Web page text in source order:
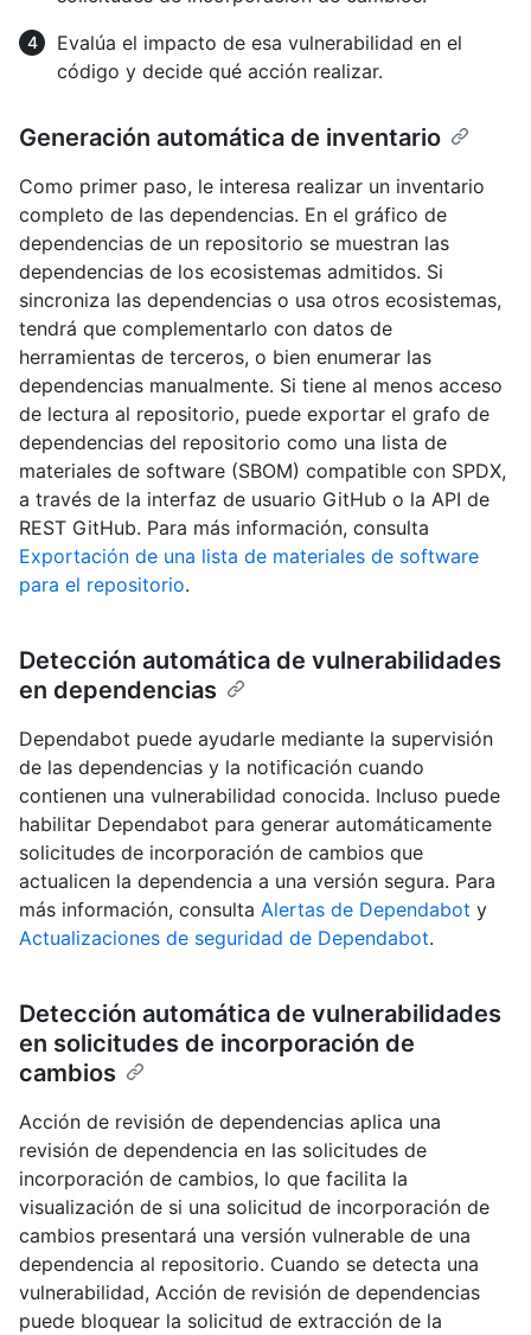
Evalúa el impacto de esa vulnerabilidad en el
código y decide qué acción realizar.
Generación automática de inventario
Como primer paso, le interesa realizar un inventario
completo de las dependencias. En el gráfico de
dependencias de un repositorio se muestran las
dependencias de los ecosistemas admitidos. Si
sincroniza las dependencias o usa otros ecosistemas,
tendrá que complementarlo con datos de
herramientas de terceros, o bien enumerar las
dependencias manualmente. Si tiene al menos acceso
de lectura al repositorio, puede exportar el grafo de
dependencias del repositorio como una lista de
materiales de software (SBOM) compatible con SPDX,
a través de la interfaz de usuario GitHub o la API de
REST GitHub. Para más información, consulta
Exportación de una lista de materiales de software
para el repositorio.
Detección automática de vulnerabilidades
en dependencias
Dependabot puede ayudarle mediante la supervisión
de las dependencias y la notificación cuando
contienen una vulnerabilidad conocida. Incluso puede
habilitar Dependabot para generar automáticamente
solicitudes de incorporación de cambios que
actualicen la dependencia a una versión segura. Para
más información, consulta Alertas de Dependabot y
Actualizaciones de seguridad de Dependabot.
Detección automática de vulnerabilidades
en solicitudes de incorporación de
cambios
Acción de revisión de dependencias aplica una
revisión de dependencia en las solicitudes de
incorporación de cambios, lo que facilita la
visualización de si una solicitud de incorporación de
cambios presentará una versión vulnerable de una
dependencia al repositorio. Cuando se detecta una
vulnerabilidad, Acción de revisión de dependencias
puede bloquear la solicitud de extracción de la